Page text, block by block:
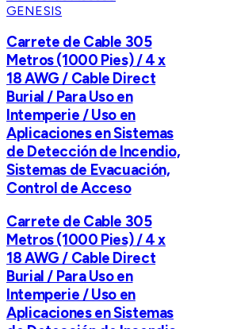
GENESIS
Carrete de Cable 305
Metros (1000 Pies) / 4 x
18 AWG / Cable Direct
Burial / Para Uso en
Intemperie / Uso en
Aplicaciones en Sistemas
de Detección de Incendio,
Sistemas de Evacuación,
Control de Acceso
Carrete de Cable 305
Metros (1000 Pies) / 4 x
18 AWG / Cable Direct
Burial / Para Uso en
Intemperie / Uso en
Aplicaciones en Sistemas